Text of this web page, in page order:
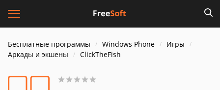
Бесплатные программы Windows Phone
Игры
Аркады и экшены
ClickTheFish